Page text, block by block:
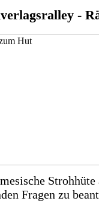
-
Fragen zu